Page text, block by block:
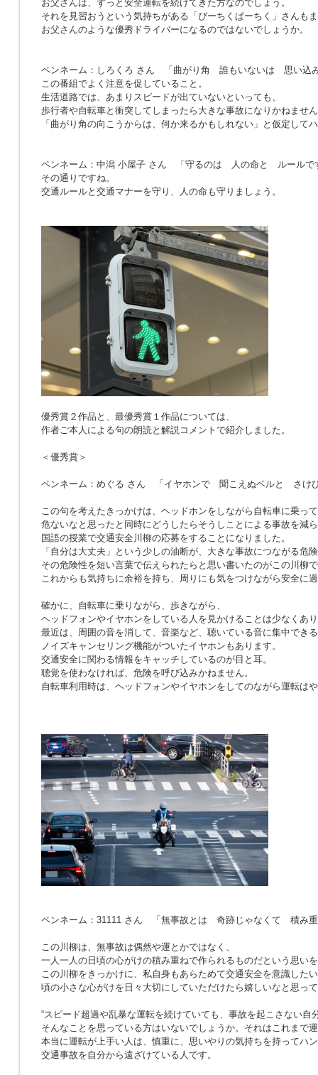
お父さんは、ずっと安全運転を続けてきた方なのでしょう。
それを見習おうという気持ちがある「ぴーちくぱーちく」さんも
お父さんのような優秀ドライバーになるのではないでしょうか。
ペンネーム：しろくろ さん
「曲がり角 誰もいないは 思い込
この番組でよく注意を促していること。
生活道路では、あまりスピードが出ていないといっても、
歩行者や自転車と衝突してしまったら大きな事故になりかねませ
「曲がり角の向こうからは、何か来るかもしれない」と仮定して
ペンネーム：中潟 小屋子 さん 「 守るのは 人の命と ルールで
その通りですね。
交通ルールと交通マナーを守り、人の命も守りましょう。
優秀賞２作品と、最優秀賞１作品については、
作者ご本人による句の朗読と解説コメントで紹介しました。
＜優秀賞＞
ペンネーム：めぐる さん 「イヤホンで 聞こえぬベルと さけ
この句を考えたきっかけは、ヘッドホンをしながら自転車に乗っ
危ないなと思ったと同時にどうしたらそうしことによる事故を減
国語の授業で交通安全川柳の応募をすることになりました。
「自分は大丈夫」という少しの油断が、大きな事故につながる危
その危険性を短い言葉で伝えられたらと思い書いたのがこの川柳
これからも気持ちに余裕を持ち、周りにも気をつけながら安全に
確かに、自転車に乗りながら、歩きながら、
ヘッドフォンやイヤホンをしている人を見かけることは少なくあ
最近は、周囲の音を消して、音楽など、聴いている音に集中できる
ノイズキャンセリング機能がついたイヤホンもあります。
交通安全に関わる情報をキャッチしているのが目と耳。
聴覚を使わなければ、危険を呼び込みかねません。
自転車利用時は、ヘッドフォンやイヤホンをしてのながら運転は
ペンネーム：31111 さん 「無事故とは 奇跡じゃなくて 積み
この川柳は、無事故は偶然や運とかではなく、
一人一人の日頃の心がけの積み重ねで作られるものだという思い
この川柳をきっかけに、私自身もあらためて交通安全を意識した
頃の小さな心がけを日々大切にしていただけたら嬉しいなと思っ
“スピード超過や乱暴な運転を続けていても、事故を起こさない自
そんなことを思っている方はいないでしょうか。それはこれまで
本当に運転が上手い人は、慎重に、思いやりの気持ちを持ってハ
交通事故を自分から遠ざけている人です。